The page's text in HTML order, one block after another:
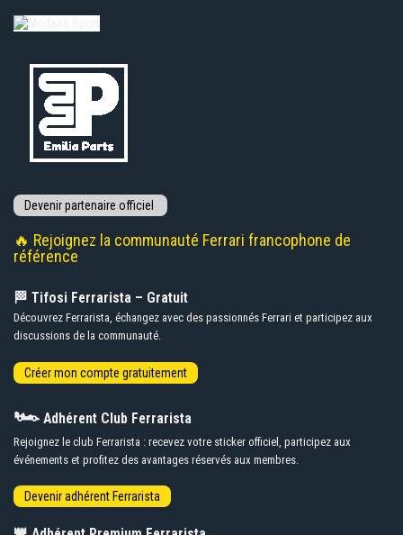
🔥 Rejoignez la communauté Ferrari francophone de
référence
🏁 Tifosi Ferrarista – Gratuit
Découvrez Ferrarista, échangez avec des passionnés Ferrari et participez aux
discussions de la communauté.
🏎️ Adhérent Club Ferrarista
Rejoignez le club Ferrarista : recevez votre sticker officiel, participez aux
événements et profitez des avantages réservés aux membres.